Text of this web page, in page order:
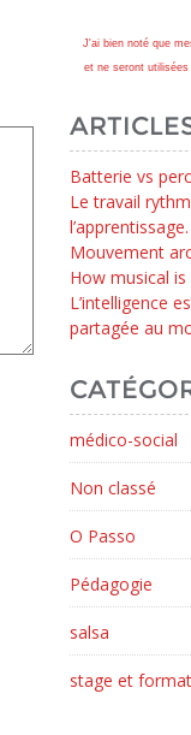
J'ai bien noté que
et ne seront utilisées
Batterie vs
Le travail
l’apprentissage.
Mouvement
How musical is
L’intelligence
partagée au
médico-social
Non classé
O Passo
Pédagogie
salsa
stage et